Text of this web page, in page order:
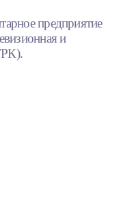
предприятие
и